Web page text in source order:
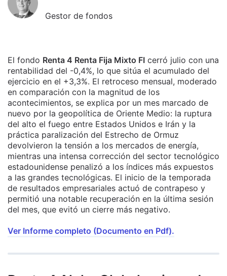
Gestor de fondos
El fondo Renta 4 Renta Fija Mixto FI cerró julio con una
rentabilidad del -0,4%, lo que sitúa el acumulado del
ejercicio en el +3,3%. El retroceso mensual, moderado
en comparación con la magnitud de los
acontecimientos, se explica por un mes marcado de
nuevo por la geopolítica de Oriente Medio: la ruptura
del alto el fuego entre Estados Unidos e Irán y la
práctica paralización del Estrecho de Ormuz
devolvieron la tensión a los mercados de energía,
mientras una intensa corrección del sector tecnológico
estadounidense penalizó a los índices más expuestos
a las grandes tecnológicas. El inicio de la temporada
de resultados empresariales actuó de contrapeso y
permitió una notable recuperación en la última sesión
del mes, que evitó un cierre más negativo.
Ver Informe completo (Documento en Pdf).